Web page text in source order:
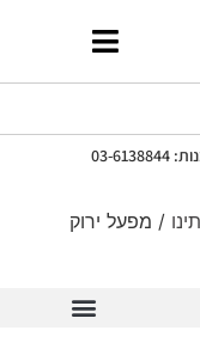
03-6138844
/ מפעל ירוק